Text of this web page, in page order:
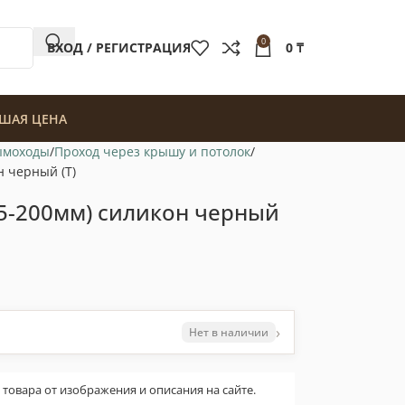
ВХОД / РЕГИСТРАЦИЯ 0 0 ₸
ЦЕНА
Проход через крышу и потолок
черный (Т)
200мм) силикон черный
Нет в наличии ›
от изображения и описания на сайте.